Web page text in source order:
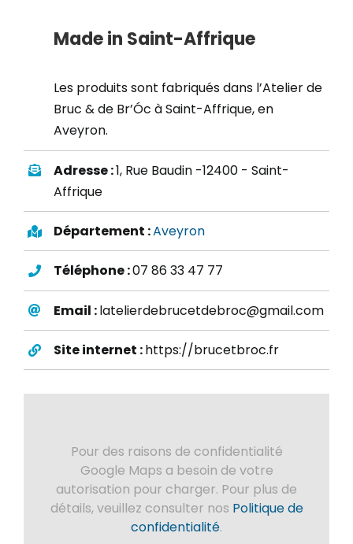
Made in Saint-Affrique
Les produits sont fabriqués dans l’Atelier de
Bruc & de Br’Óc à Saint-Affrique, en
Aveyron.
Adresse :1, Rue Baudin -12400 - Saint-
Affrique
Département :Aveyron
Téléphone :07 86 33 47 77
Email :latelierdebrucetdebroc@gmail.com
Site internet :https://brucetbroc.fr
Pour des raisons de confidentialité
Google Maps a besoin de votre
autorisation pour charger. Pour plus de
détails, veuillez consulter nos Politique de
confidentialité.